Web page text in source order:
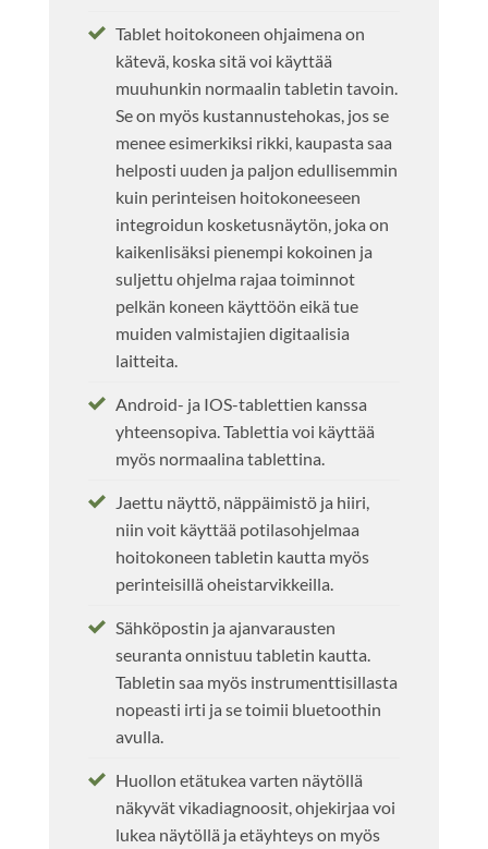
Tablet hoitokoneen ohjaimena on
kätevä, koska sitä voi käyttää
muuhunkin normaalin tabletin tavoin.
Se on myös kustannustehokas, jos se
menee esimerkiksi rikki, kaupasta saa
helposti uuden ja paljon edullisemmin
kuin perinteisen hoitokoneeseen
integroidun kosketusnäytön, joka on
kaikenlisäksi pienempi kokoinen ja
suljettu ohjelma rajaa toiminnot
pelkän koneen käyttöön eikä tue
muiden valmistajien digitaalisia
laitteita.
Android- ja IOS-tablettien kanssa
yhteensopiva. Tablettia voi käyttää
myös normaalina tablettina.
Jaettu näyttö, näppäimistö ja hiiri,
niin voit käyttää potilasohjelmaa
hoitokoneen tabletin kautta myös
perinteisillä oheistarvikkeilla.
Sähköpostin ja ajanvarausten
seuranta onnistuu tabletin kautta.
Tabletin saa myös instrumenttisillasta
nopeasti irti ja se toimii bluetoothin
avulla.
Huollon etätukea varten näytöllä
näkyvät vikadiagnoosit, ohjekirjaa voi
lukea näytöllä ja etäyhteys on myös